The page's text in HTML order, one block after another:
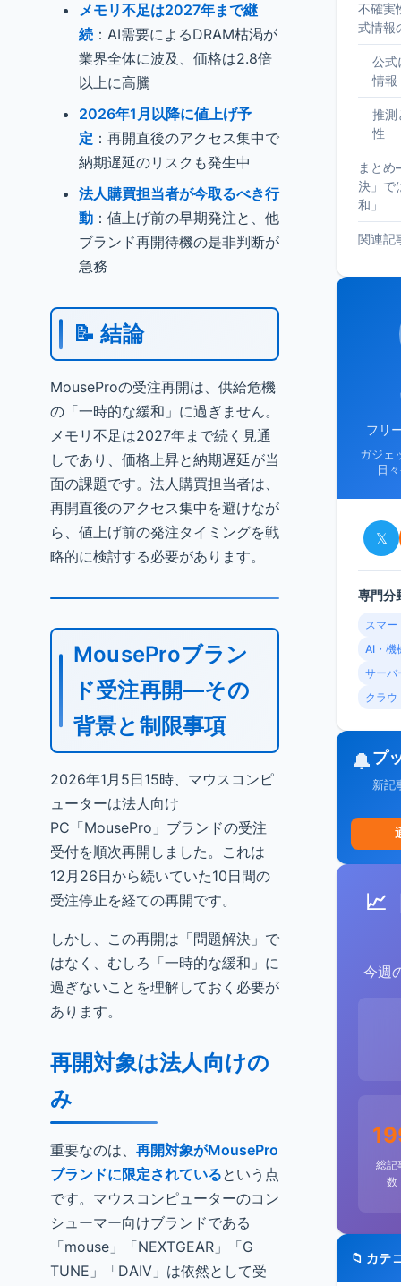
メモリ不足は2027年まで継
続 ：AI需要によるDRAM枯渇が
業界全体に波及、価格は2.8倍
以上に高騰
2026年1月以降に値上げ予
定 ：再開直後のアクセス集中で
納期遅延のリスクも発生中
法人購買担当者が今取るべき行
動 ：値上げ前の早期発注と、他
ブランド再開待機の是非判断が
急務
📝 結論
MouseProの受注再開は、供給危機
の「一時的な緩和」に過ぎません。
メモリ不足は2027年まで続く見通
しであり、価格上昇と納期遅延が当
面の課題です。法人購買担当者は、
再開直後のアクセス集中を避けなが
ら、値上げ前の発注タイミングを戦
略的に検討する必要があります。
MouseProブラン
ド受注再開—その
背景と制限事項
2026年1月5日15時、マウスコンピ
ューターは法人向け
PC「MousePro」ブランドの受注
受付を順次再開しました。これは
12月26日から続いていた10日間の
受注停止を経ての再開です。
しかし、この再開は「問題解決」で
はなく、むしろ「一時的な緩和」に
過ぎないことを理解しておく必要が
あります。
再開対象は法人向けの
み
重要なのは、 再開対象がMousePro
ブランドに限定されているという点
です。マウスコンピューターのコン
シューマー向けブランドである
「mouse」「NEXTGEAR」「G
TUNE」「DAIV」は依然として受
不確実
式情報
公式
情報
推測
性
まと
決」で
和」
関連記
フリ
ガジェ
日
𝕏
専門分
スマー
AI・機
サーバ
クラウ
🔔プ
新記
📈
今週
総記
数
📁 カテ